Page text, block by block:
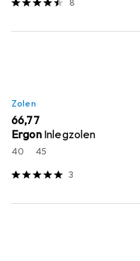
8
Zolen
EUR
66,77
Ergon Inlegzolen
40 45
3